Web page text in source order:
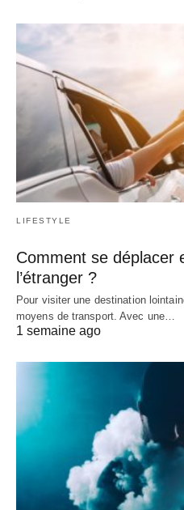
LIFESTYLE
Comment se déplacer
l’étranger ?
Pour visiter une destination
moyens de transport. Avec une…
1 semaine ago